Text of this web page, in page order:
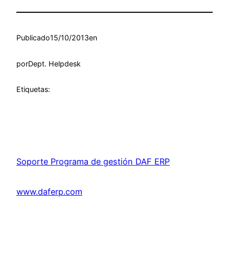
Publicado15/10/2013en
porDept. Helpdesk
Etiquetas:
Soporte Programa de gestión DAF ERP
www.daferp.com